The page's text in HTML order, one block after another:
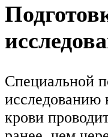
Специальной
исследованию
крови